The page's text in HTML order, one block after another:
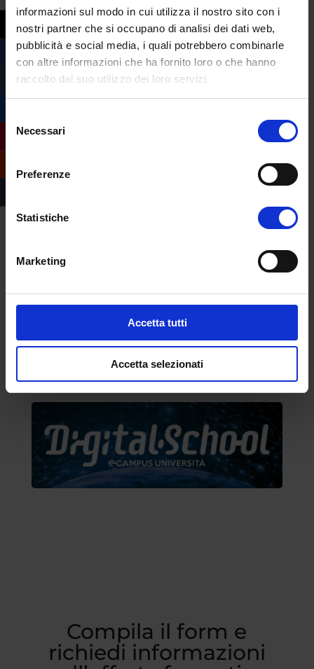
informazioni sul modo in cui utilizza il nostro sito con i
nostri partner che si occupano di analisi dei dati web,
pubblicità e social media, i quali potrebbero combinarle
con altre informazioni che ha fornito loro o che hanno
raccolto dal suo utilizzo dei loro servizi.
delNecessari
Preferenze
Statistiche
Marketing
Accetta tutti
Accetta selezionati
crea aggregazione tra gli studenti
organizzando eventi».
Cosa consigli a chi
pensa di
intraprendere il tuo
stesso percorso di
«Di non aspettarsi che la laurea in
della mente umana o gli infonda il dono
persona, se li possiede come doni di natura,
necessario che il terreno sia fertile».
Compila il form e
richiedi informazioni